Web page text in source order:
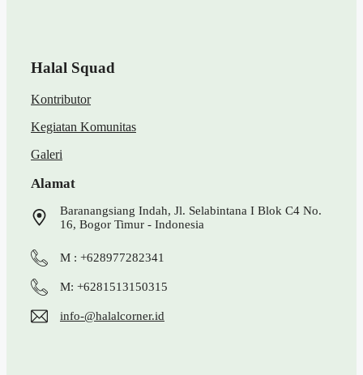
Halal Squad
Kontributor
Kegiatan Komunitas
Galeri
Alamat
Baranangsiang Indah, Jl. Selabintana I Blok C4 No.
16, Bogor Timur - Indonesia
M : +628977282341
M: +6281513150315
info-@halalcorner.id